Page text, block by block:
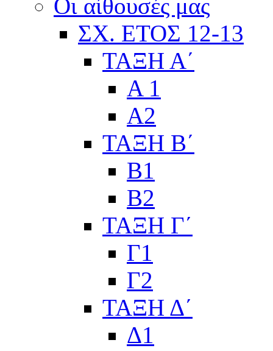
Οι αίθουσές μας
ΣΧ. ΕΤΟΣ 12-13
ΤΑΞΗ Α΄
Α 1
Α2
ΤΑΞΗ Β΄
Β1
Β2
ΤΑΞΗ Γ΄
Γ1
Γ2
ΤΑΞΗ Δ΄
Δ1